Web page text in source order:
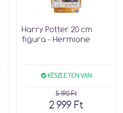
Harry Potter 20 cm
figura - Hermione
KÉSZLETEN VAN
5 190 Ft
2 999 Ft